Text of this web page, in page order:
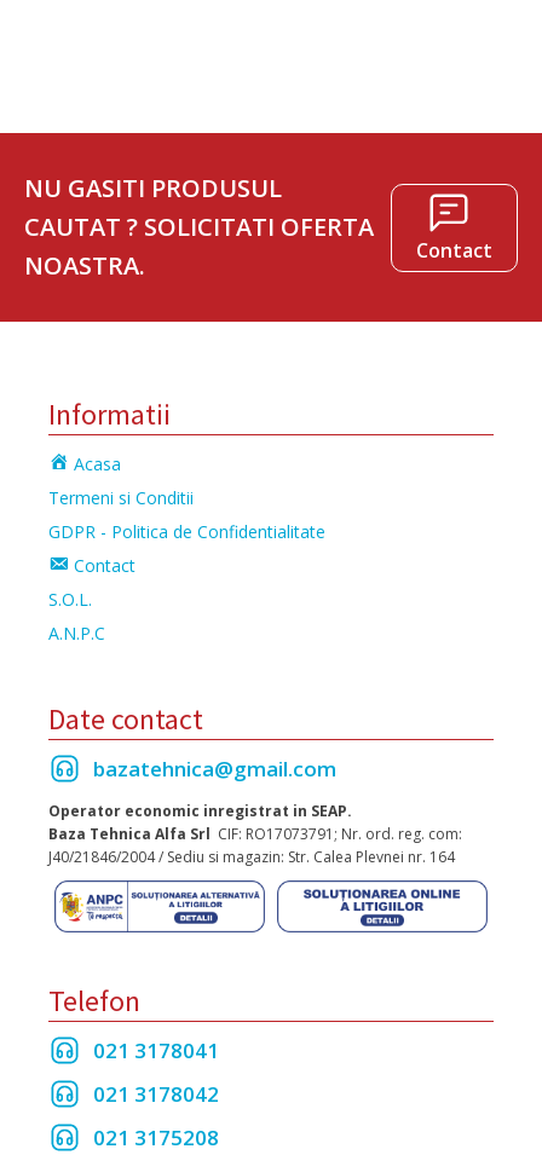
NU GASITI PRODUSUL
CAUTAT ? SOLICITATI OFERTA
NOASTRA.
Contact
Informatii
Acasa
Termeni si Conditii
GDPR - Politica de Confidentialitate
Contact
S.O.L.
A.N.P.C
Date contact
bazatehnica@gmail.com
Operator economic inregistrat in SEAP.
Baza Tehnica Alfa Srl CIF: RO17073791; Nr. ord. reg. com:
J40/21846/2004 / Sediu si magazin: Str. Calea Plevnei nr. 164
Telefon
021 3178041
021 3178042
021 3175208